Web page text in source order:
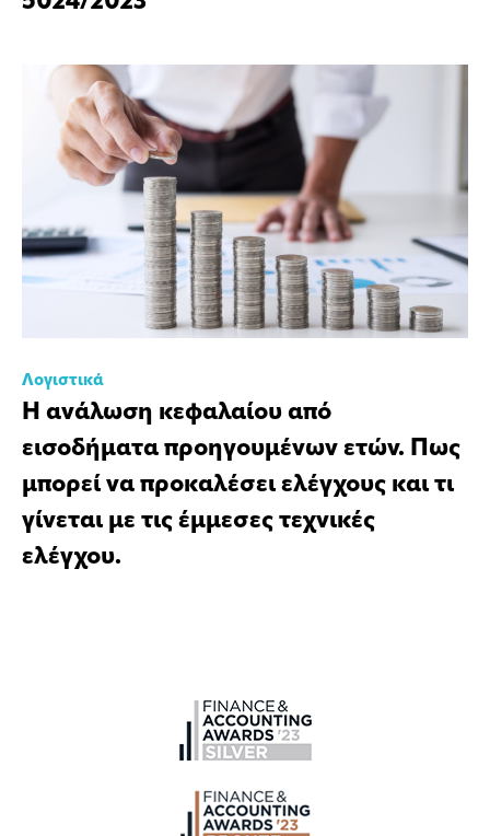
Λογιστικά
Η ανάλωση κεφαλαίου από
εισοδήματα προηγουμένων ετών. Πως
μπορεί να προκαλέσει ελέγχους και τι
γίνεται με τις έμμεσες τεχνικές
ελέγχου.